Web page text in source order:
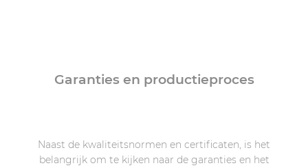
Garanties en productieproces
Naast de kwaliteitsnormen en certificaten, is het
belangrijk om te kijken naar de garanties en het